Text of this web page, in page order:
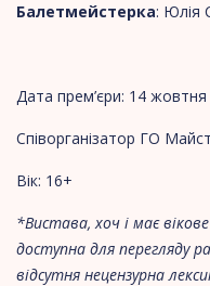
Балетмейстерка: Юлія
Дата прем’єри: 14
Співорганізатор ГО
Вік: 16+
*Вистава, хоч і має
доступна для перегляду
відсутня нецензурна